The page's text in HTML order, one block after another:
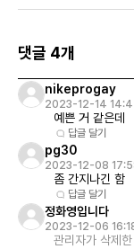
댓글 4개
nikeprogay
2023-12-14
예쁜 거 같은데
답글 달기
pg30
2023-12-08
좀 간지나긴 함
답글 달기
정화영입니다
2023-12-06
관리자가 삭제